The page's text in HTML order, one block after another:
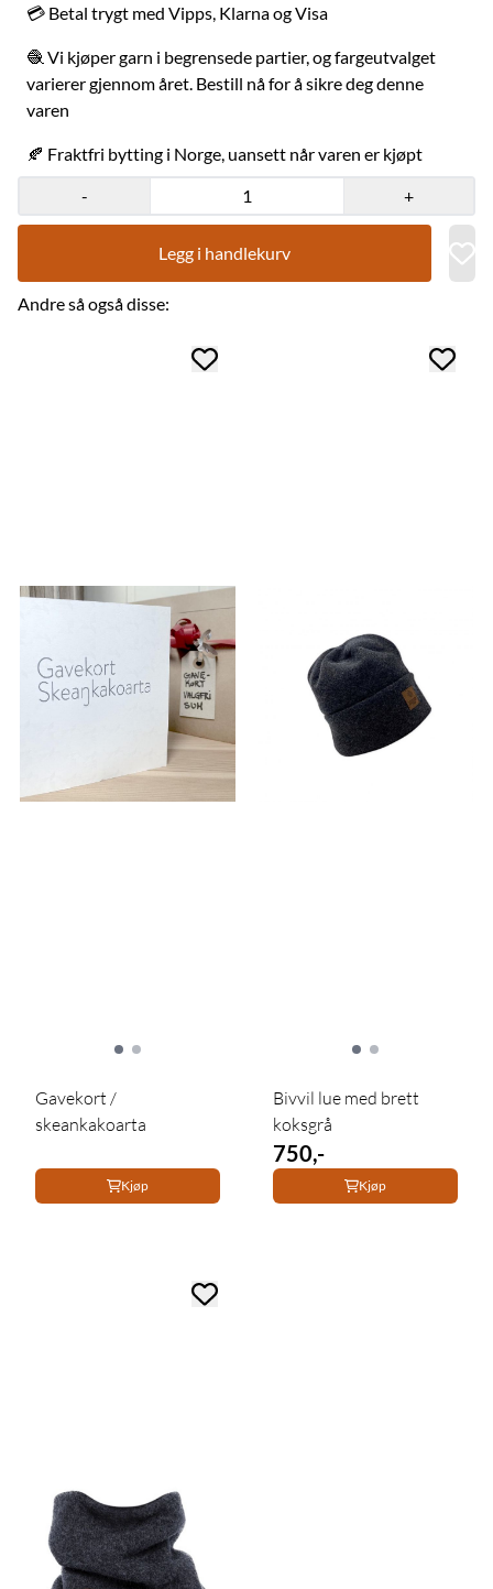
naturmateriale og renser seg selv, håndvask ved behov. Kan vaskes i
du ønsker plagget mindre/tightere sett ullprogrammet på 30
grader. Bruk ullvaskemiddel. Strekkes/formes og tørkes flatt etter
vask. Plagget vil krympe i tørketrommelen. Davvisámegillii: Bivvil
ullofáhcat, 100% merinoullu. Iešguđet sturrodagain . Nuvttá
BIVVIL sáhtát dadjat muhtima birra gii ii galbmo. Sátni geavahuvvo
maid biktasa birra mii doallá du liekkasin . Mearka mii dáhkkida
ahte Graveniid lea duddjon buktaga, ja ahte dat lea
ráhkaduvvon Sámis. / Vårt kvalitetsmerke som garanterer at varen
er laget av oss, og i Sápmi. Graveniid er medlem av
💳 Betal trygt med Vipps, Klarna og Visa
🧶 Vi kjøper garn i begrensede partier, og fargeutvalget
varierer gjennom året. Bestill nå for å sikre deg denne
varen
🍂 Fraktfri bytting i Norge, uansett når varen er kjøpt
-
+
Legg i handlekurv
Andre så også disse:
Gavekort /
skeankakoarta
Kjøp
Bivvil lue med brett
koksgrå
750,-
Kjøp